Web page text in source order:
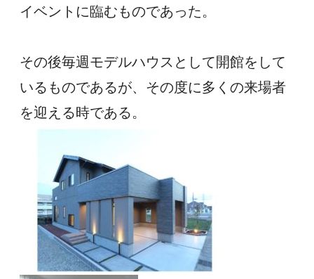
イベントに臨むものであった。
その後毎週モデルハウスとして開館をして
いるものであるが、その度に多くの来場者
を迎える時である。